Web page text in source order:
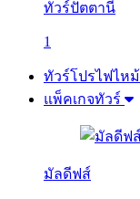
ทัวร์ปัตตานี
1
ทัวร์โปรไฟไหม้
แพ็คเกจทัวร์
มัลดีฟส์